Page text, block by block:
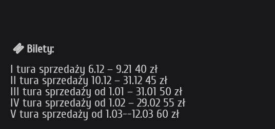
Bilety:
I tura sprzedaży 6.12 – 9.21 40 zł
II tura sprzedaży 10.12 – 31.12 45 zł
III tura sprzedaży od 1.01 – 31.01 50 zł
IV tura sprzedaży od 1.02 – 29.02 55 zł
V tura sprzedaży od 1.03--12.03 60 zł